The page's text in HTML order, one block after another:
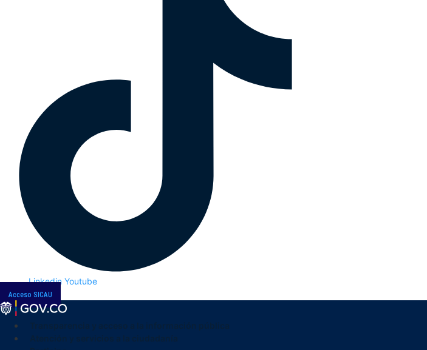
Linkedin Youtube
Acceso SICAU